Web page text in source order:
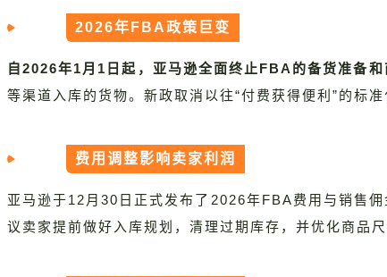
2026年FBA政策巨变
自2026年1月1日起，亚马逊全面终止FBA的备货准备
等渠道入库的货物。新政取消以往“付费获得便利”的标
费用调整影响卖家利润
亚马逊于12月30日正式发布了2026年FBA费用与销售
议卖家提前做好入库规划，清理过期库存，并优化商品